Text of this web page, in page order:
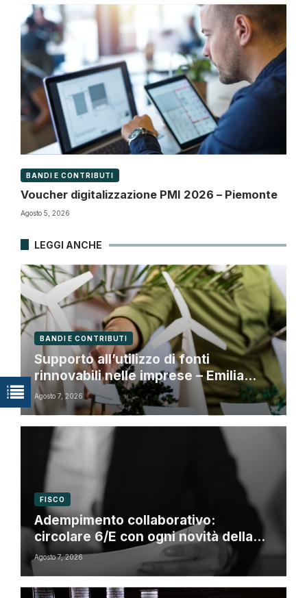
BANDI E CONTRIBUTI
Voucher digitalizzazione PMI 2026 – Piemonte
Agosto 5, 2026
LEGGI ANCHE
BANDI E CONTRIBUTI
Supporto all’utilizzo di fonti
rinnovabili nelle imprese – Emilia
Romagna
Agosto 7, 2026
FISCO
Adempimento collaborativo:
circolare 6/E con ogni novità della
riforma fiscale
Agosto 7, 2026